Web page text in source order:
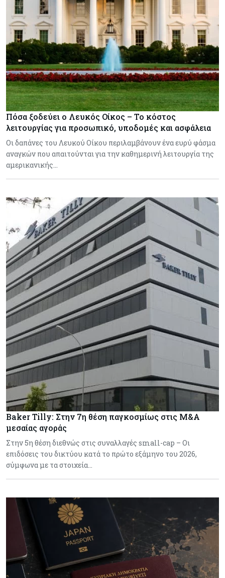
Πόσα ξοδεύει ο Λευκός Οίκος – Το κόστος
λειτουργίας για προσωπικό, υποδομές και ασφάλεια
Οι δαπάνες του Λευκού Οίκου περιλαμβάνουν ένα ευρύ φάσμα
αναγκών που απαιτούνται για την καθημερινή λειτουργία της
αμερικανικής…
Baker Tilly: Στην 7η θέση παγκοσμίως στις M&A
μεσαίας αγοράς
Στην 5η θέση διεθνώς στις συναλλαγές small-cap – Οι
επιδόσεις του δικτύου κατά το πρώτο εξάμηνο του 2026,
σύμφωνα με τα στοιχεία…